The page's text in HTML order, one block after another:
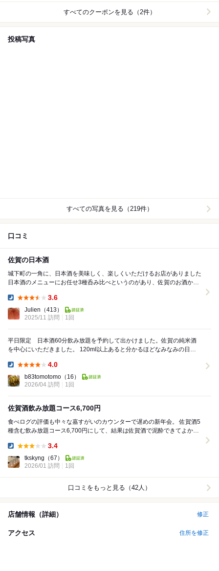
すべてのクーポンを見る（2件）
投稿写真
すべての写真を見る（219件）
口コミ
佐賀の日本酒
城下町の一角に、日本酒を美味しく、楽しくいただけるお店がありました
日本酒のメニューにお任せ3種呑み比べというのがあり、佐賀のお酒から
3.6
Julien （413）
2025/11 訪問
1回
平日限定 日本酒60分飲み放題を予約して出かけました。佐賀の純米酒
を中心にいただきました。 120ml以上あると分かるほどなみなみの日本
4.0
b83tomotomo （16）
2026/04 訪問
1回
佐賀酒飲み放題コース6,700円
食べログの評価も中々な嘉すがいのカウンターで遅めの新年会。 佐賀酒5
種含む飲み放題コース6,700円にして、結果は佐賀酒で泥酔できてよかっ
3.4
tkskyng （67）
2026/01 訪問
1回
口コミをもっと見る（42人）
店舗情報（詳細） 修正
アクセス 住所を修正